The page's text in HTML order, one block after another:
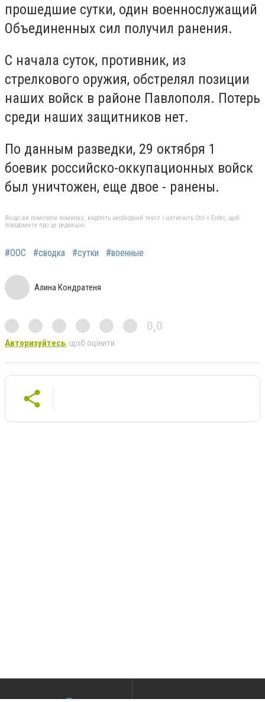
прошедшие сутки, один военнослужащий
Объединенных сил получил ранения.
С начала суток, противник, из
стрелкового оружия, обстрелял позиции
наших войск в районе Павлополя. Потерь
среди наших защитников нет.
По данным разведки, 29 октября 1
боевик российско-оккупационных войск
был уничтожен, еще двое - ранены.
Якщо ви помітили помилку, виділіть необхідний текст і натисніть Ctrl + Enter, щоб
повідомити про це редакцію
#ООС #сводка #сутки #военные
Алина Кондратеня
0,0
Авторизуйтесь, щоб оцінити